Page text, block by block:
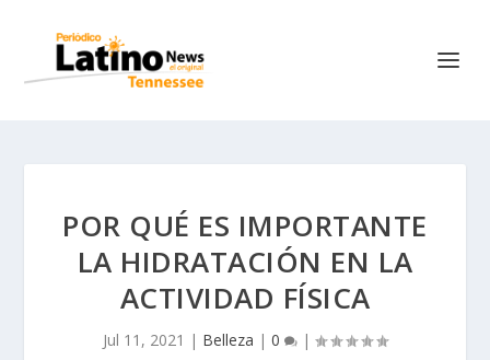
POR QUÉ ES IMPORTANTE
LA HIDRATACIÓN EN LA
ACTIVIDAD FÍSICA
Jul 11, 2021 | Belleza | 0 |